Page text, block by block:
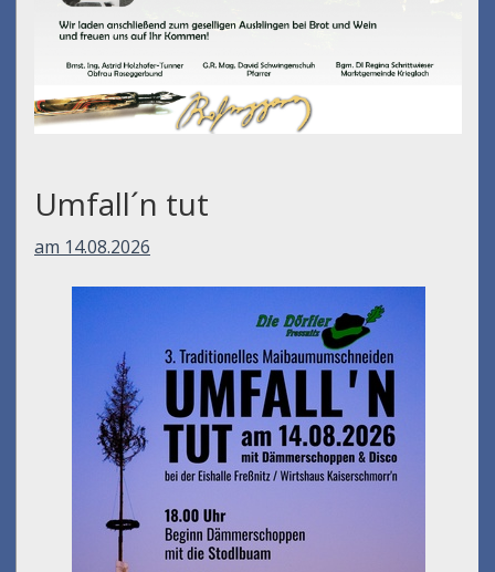
Umfall´n tut
am 14.08.2026